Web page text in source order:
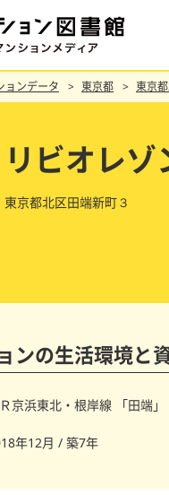
ョンデータ 東京都 東京
リビオレゾ
東京都北区田端新町３
ンの生活環境と
京浜東北・根岸線 「田端
年12月 / 築7年